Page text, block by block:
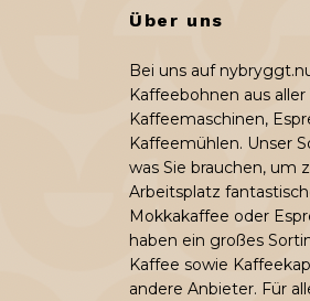
Über uns
Bei uns auf
Kaffeebohnen aus
Kaffeemaschinen,
Kaffeemühlen. Unser
was Sie brauchen, um
Arbeitsplatz
Mokkakaffee oder
haben ein großes
Kaffee sowie
andere Anbieter. Für